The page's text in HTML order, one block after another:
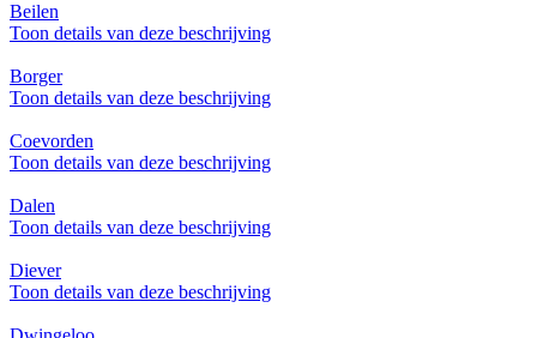
Beilen
Toon details van deze beschrijving
Borger
Toon details van deze beschrijving
Coevorden
Toon details van deze beschrijving
Dalen
Toon details van deze beschrijving
Diever
Toon details van deze beschrijving